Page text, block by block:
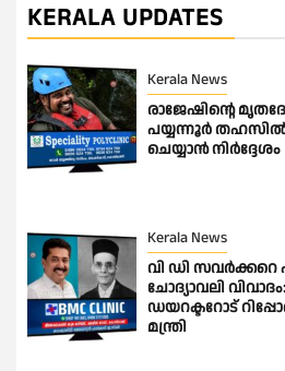
KERALA UPDATES
Kerala News
രാജേഷിന്റെ
പയ്യന്നൂർ
ചെയ്യാൻ നിർദ്ദേശം
Kerala News
വി ഡി
ചോദ്യാവലി
ഡയറക്ടറോട്
മന്ത്രി